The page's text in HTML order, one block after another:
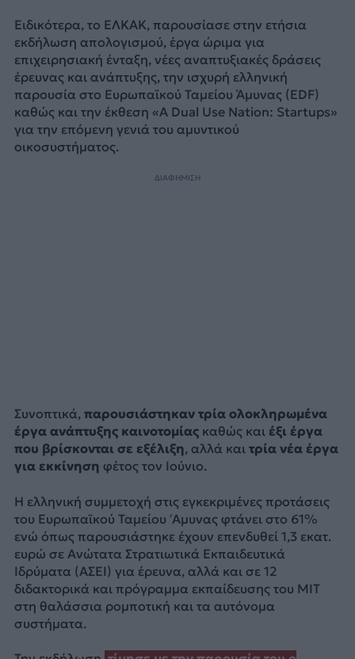
Ειδικότερα, το ΕΛΚΑΚ, παρουσίασε στην ετήσια
εκδήλωση απολογισμού, έργα ώριμα για
επιχειρησιακή ένταξη, νέες αναπτυξιακές δράσεις
έρευνας και ανάπτυξης, την ισχυρή ελληνική
παρουσία στο Ευρωπαϊκού Ταμείου Άμυνας (EDF)
καθώς και την έκθεση «A Dual Use Nation: Startups»
για την επόμενη γενιά του αμυντικού
οικοσυστήματος.
ΔΙΑΦΗΜΙΣΗ
Συνοπτικά, παρουσιάστηκαν τρία ολοκληρωμένα
έργα ανάπτυξης καινοτομίαςκαθώς και έξι έργα
που βρίσκονται σε εξέλιξη, αλλά και τρία νέα έργα
για εκκίνηση φέτος τον Ιούνιο.
Η ελληνική συμμετοχή στις εγκεκριμένες προτάσεις
του Ευρωπαϊκού Ταμείου ‘Αμυνας φτάνει στο 61%
ενώ όπως παρουσιάστηκε έχουν επενδυθεί 1,3 εκατ.
ευρώ σε Ανώτατα Στρατιωτικά Εκπαιδευτικά
Ιδρύματα (ΑΣΕΙ) για έρευνα, αλλά και σε 12
διδακτορικά και πρόγραμμα εκπαίδευσης του ΜΙΤ
στη θαλάσσια ρομποτική και τα αυτόνομα
συστήματα.